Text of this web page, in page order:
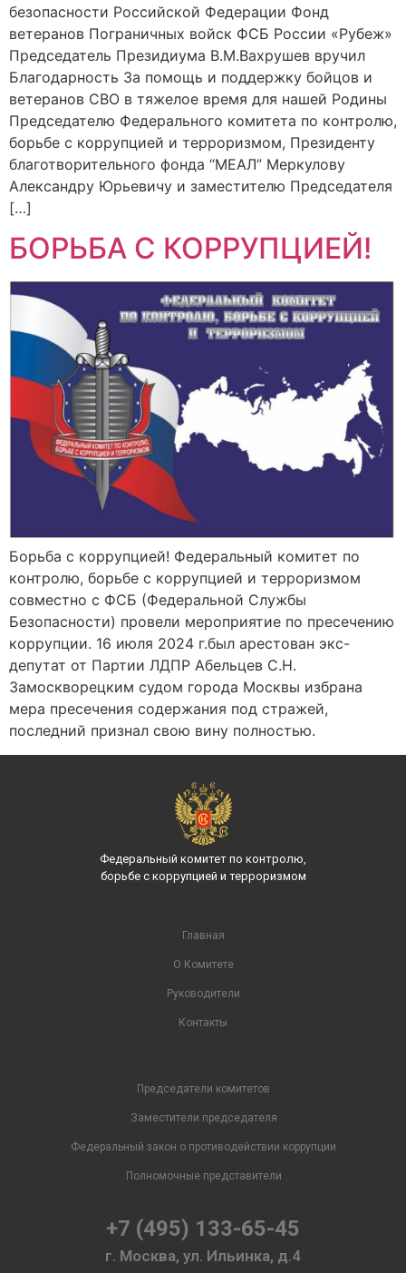
безопасности Российской Федерации Фонд
ветеранов Пограничных войск ФСБ России «Рубеж»
Председатель Президиума В.М.Вахрушев вручил
Благодарность За помощь и поддержку бойцов и
ветеранов СВО в тяжелое время для нашей Родины
Председателю Федерального комитета по контролю,
борьбе с коррупцией и терроризмом, Президенту
благотворительного фонда “МЕАЛ” Меркулову
Александру Юрьевичу и заместителю Председателя
[…]
БОРЬБА С КОРРУПЦИЕЙ!
Борьба с коррупцией! Федеральный комитет по
контролю, борьбе с коррупцией и терроризмом
совместно с ФСБ (Федеральной Службы
Безопасности) провели мероприятие по пресечению
коррупции. 16 июля 2024 г.был арестован экс-
депутат от Партии ЛДПР Абельцев С.Н.
Замоскворецким судом города Москвы избрана
мера пресечения содержания под стражей,
последний признал свою вину полностью.
Федеральный комитет по контролю,
борьбе с коррупцией и терроризмом
Главная
О Комитете
Руководители
Контакты
Председатели комитетов
Заместители председателя
Федеральный закон о противодействии коррупции
Полномочные представители
+7 (495) 133-65-45
г. Москва, ул. Ильинка, д.4